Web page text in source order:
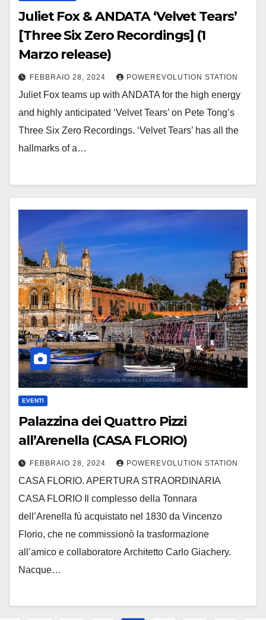
Juliet Fox & ANDATA ‘Velvet Tears’
[Three Six Zero Recordings] (1
Marzo release)
FEBBRAIO 28, 2024 POWEREVOLUTION STATION
Juliet Fox teams up with ANDATA for the high energy
and highly anticipated ‘Velvet Tears’ on Pete Tong’s
Three Six Zero Recordings. ‘Velvet Tears’ has all the
hallmarks of a…
EVENTI
Palazzina dei Quattro Pizzi
all’Arenella (CASA FLORIO)
FEBBRAIO 28, 2024 POWEREVOLUTION STATION
CASA FLORIO. APERTURA STRAORDINARIA
CASA FLORIO Il complesso della Tonnara
dell’Arenella fù acquistato nel 1830 da Vincenzo
Florio, che ne commissionò la trasformazione
all’amico e collaboratore Architetto Carlo Giachery.
Nacque…